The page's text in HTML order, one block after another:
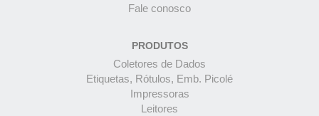
Fale conosco
PRODUTOS
Coletores de Dados
Etiquetas, Rótulos, Emb. Picolé
Impressoras
Leitores